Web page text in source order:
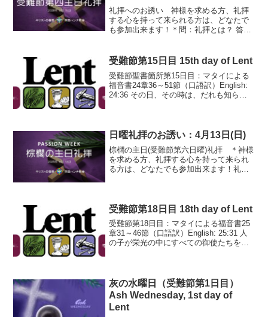
礼拝へのお誘い 神様を求める方、礼拝
する心を持って来られる方は、どなたで
も参加出来ます！＊問：礼拝とは？ 答：
もとに帰ってきて、神様にささげること
です。日曜日の礼拝は、...
受難節第15日目 15th day of Lent
受難節聖書箇所第15日目：マタイによる
福音書24章36～51節（口語訳）English:
24:36 その日、その時は、だれも知らな
日曜礼拝のお誘い：4月13日(日)
棕櫚の主日(受難節第六日曜)礼拝 ＊神様
を求める方、礼拝する心を持って来られ
る方は、どなたでも参加出来ます！礼拝
曜日)：本...
受難節第18日目 18th day of Lent
受難節第18日目：マタイによる福音書25
章31～46節（口語訳）English: 25:31 人
の子が栄光の中にすべての御使たちを従
灰の水曜日（受難節第1日目）
Ash Wednesday, 1st day of
Lent